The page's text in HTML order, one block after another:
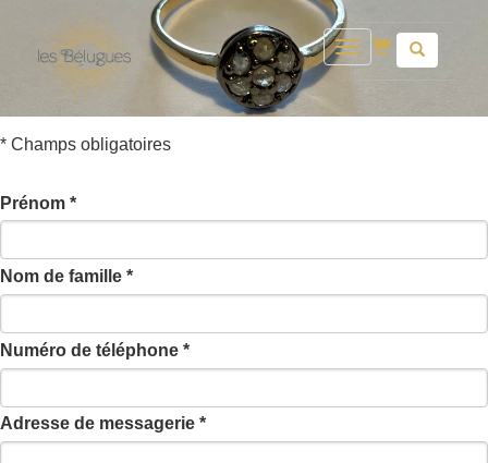
Toggle
navigation
* Champs obligatoires
Prénom *
Nom de famille *
Numéro de téléphone *
Adresse de messagerie *